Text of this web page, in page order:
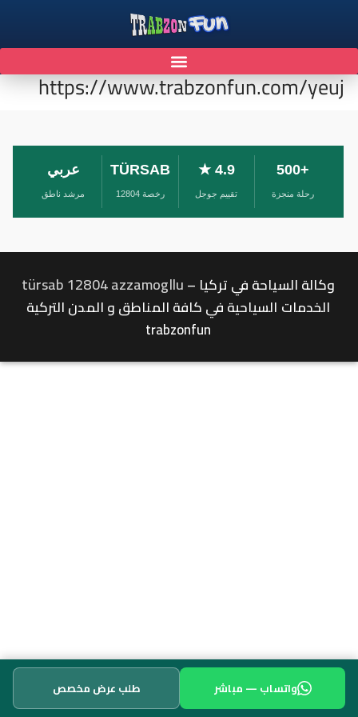
https://www.trabzonfun.com/yeuj
+500
رحلة منجزة
4.9 ★
تقييم جوجل
TÜRSAB
رخصة 12804
عربي
مرشد ناطق
واتساب — مباشر طلب عرض مخصص
وكالة السياحة في تركيا –türsab 12804 azzamogllu
الخدمات السياحية في كافة المناطق و المدن التركية
trabzonfun